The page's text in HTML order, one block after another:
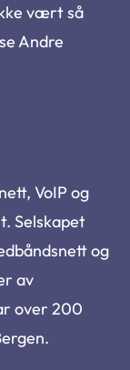
vært så
Andre
VoIP og
Selskapet
og
av
over 200